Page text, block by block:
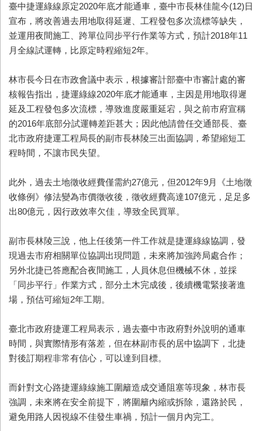
臺中捷運綠線原定2020年底才能通車，臺中市長林佳龍今(12)日
宣布，將改善過去用地取得延遲、工程發包多次流標等缺失，
並運用夜間施工、跨單位同步平行作業等方式，預計2018年11
月全線試運轉，比原定時程縮短2年。
林市長今日在市政會議中表示，根據審計部臺中市審計處的審
核報告指出，捷運綠線2020年底才能通車，主因是用地取得遲
延及工程發包多次流標，導致進度嚴重延宕，與之前市府宣稱
的2016年底部分試運轉差距甚大；因此他請曾任交通部長、臺
北市政府捷運工程局長的副市長林陵三出面協調，希望縮短工
程時間，不讓市民失望。
此外，過去土地徵收經費僅需約27億元，但2012年9月《土地徵
收條例》修法變為市價徵收後，徵收經費高達107億元，足足多
出80億元，因行政效率欠佳，導致全民買單。
副市長林陵三說，他上任後第一件工作就是捷運綠線協調，發
現過去市府相關單位協調出現問題，未來將加強跨局處合作；
另外北捷已答應配合夜間施工，人員休息但機械不休，並採
「同步平行」作業方式，部分土木完成後，後續機電緊接著進
場，預估可縮短2年工期。
臺北市政府捷運工程局表示，過去臺中市政府對外說明的通車
時間，與實際情形有落差，但在林副市長的居中協調下，北捷
對後訂期程非常有信心，可以達到目標。
而針對文心路捷運綠線施工圍籬造成交通阻塞等現象，林市長
強調，未來將在安全前提下，將圍籬內縮或拆除，還路於民，
避免用路人因視線不佳發生車禍，預計一個月內完工。